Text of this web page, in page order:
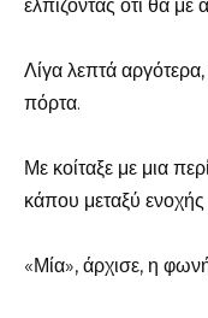
ελπίζοντας ότι θα
Λίγα λεπτά
πόρτα.
Με κοίταξε με μια
κάπου μεταξύ
«Μία», άρχισε, η